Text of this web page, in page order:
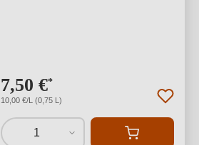
7,50 €*
10,00 €/L (0,75 L)
1